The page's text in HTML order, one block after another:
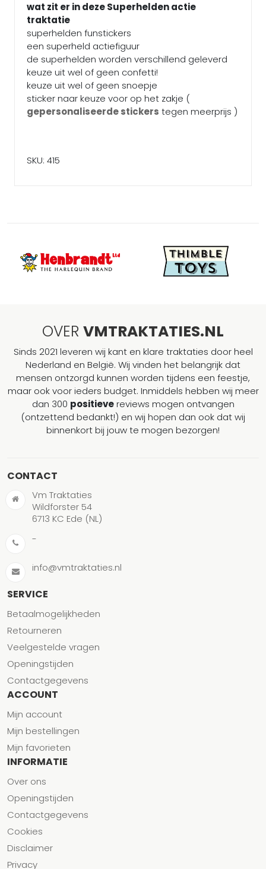
wat zit er in deze Superhelden actie
traktatie
superhelden funstickers
een superheld actiefiguur
de superhelden worden verschillend geleverd
keuze uit wel of geen confetti!
keuze uit wel of geen snoepje
sticker naar keuze voor op het zakje (
gepersonaliseerde stickers tegen meerprijs )
SKU: 415
OVER VMTRAKTATIES.NL
Sinds 2021 leveren wij kant en klare traktaties door heel
Nederland en België. Wij vinden het belangrijk dat
mensen ontzorgd kunnen worden tijdens een feestje,
maar ook voor ieders budget. Inmiddels hebben wij meer
dan 300 positievereviews mogen ontvangen
(ontzettend bedankt!) en wij hopen dan ook dat wij
binnenkort bij jouw te mogen bezorgen!
CONTACT
Vm Traktaties
Wildforster 54
6713 KC Ede (NL)
-
info@vmtraktaties.nl
SERVICE
Betaalmogelijkheden
Retourneren
Veelgestelde vragen
Openingstijden
Contactgegevens
ACCOUNT
Mijn account
Mijn bestellingen
Mijn favorieten
INFORMATIE
Over ons
Openingstijden
Contactgegevens
Cookies
Disclaimer
Privacy